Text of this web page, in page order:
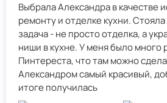
Выбрала Александра в качестве
ремонту и отделке кухни.
задача - не просто отделка, а
ниши в кухне. У меня было много разных вариантов с
Пинтереста, что там можно
Александром самый красивый,
итоге получилась